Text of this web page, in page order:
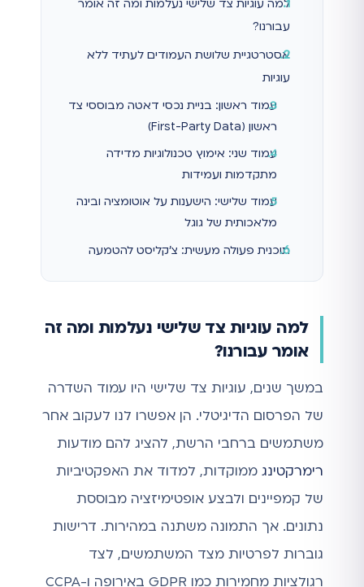
למה עוגיות צד שלישי נעלמות ומה זה אומר
עבורנו?
אסטרטגיית שלושת העמודים לעתיד ללא
עוגיות
עמוד ראשון: בניית נכסי דאטה מבוססי צד
ראשון (First-Party Data)
עמוד שני: אימוץ טכנולוגיות מדידה
מתקדמות ועמידות
עמוד שלישי: הישענות על אוטומציה ובינה
מלאכותית של גוגל
תוכנית פעולה מעשית: צ'קליסט להטמעה
למה עוגיות צד שלישי נעלמות ומה זה
אומר עבורנו?
במשך שנים, עוגיות צד שלישי היו עמוד השדרה
של הפרסום הדיגיטלי. הן אפשרו לנו לעקוב אחר
משתמשים ברחבי הרשת, להציג להם מודעות
רימרקטינג ממוקדות, למדוד את האפקטיביות
של קמפיינים ולבצע אופטימיזציה מבוססת
נתונים. אך התמונה משתנה במהירות. דרישות
גוברות לפרטיות מצד המשתמשים, לצד
רגולציות מחמירות כמו GDPR באירופה ו-CCPA